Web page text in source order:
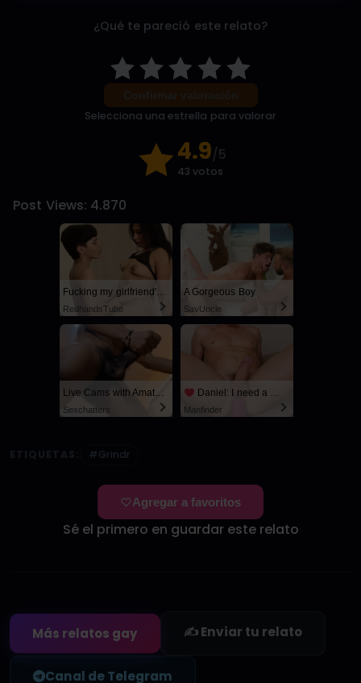
¿Qué te pareció este relato?
Selecciona una estrella para valorar
4.9/5
43 votos
Post Views: 4.870
Fucking my girlfriend's hot mommy by mistake
RedhandsTube
A Gorgeous Boy
SayUncle
Live Cams with Amateur Men
Sexchatters
Daniel: I need a man for a spicy night...
Manfinder
#Grindr
Agregar a favoritos
Sé el primero en guardar este relato
Más relatos gay ✍️ Enviar tu relato
Canal de Telegram